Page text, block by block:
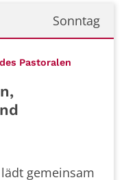
Sonntag
Pastoralen
gemeinsam